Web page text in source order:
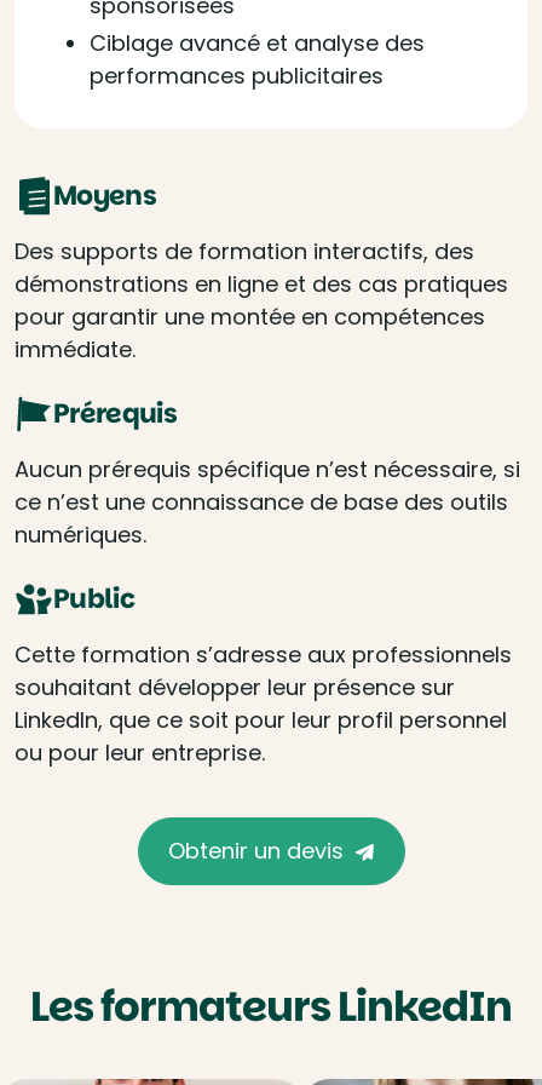
Ciblage avancé et analyse des
performances publicitaires
Moyens
Des supports de formation interactifs, des
démonstrations en ligne et des cas pratiques
pour garantir une montée en compétences
immédiate.
Prérequis
Aucun prérequis spécifique n’est nécessaire, si
ce n’est une connaissance de base des outils
numériques.
Public
Cette formation s’adresse aux professionnels
souhaitant développer leur présence sur
LinkedIn, que ce soit pour leur profil personnel
ou pour leur entreprise.
Obtenir un devis
Les formateurs LinkedIn